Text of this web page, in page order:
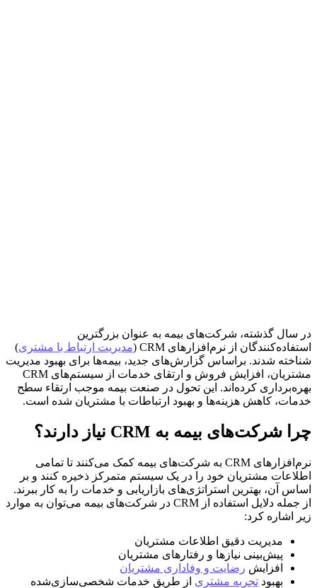
در سال گذشته، شرکت‌های بیمه به عنوان بزرگترین
استفاده‌کنندگان از نرم‌افزارهای CRM (
مدیریت ارتباط با مشتری)
شناخته شدند. براساس گزارش‌های جدید، بیمه‌ها برای بهبود مدیریت
مشتریان، افزایش فروش و ارتقای خدمات از سیستم‌های CRM
بهره‌برداری کرده‌اند. این تحول در صنعت بیمه موجب ارتقاء سطح
خدمات، کاهش هزینه‌ها و بهبود ارتباطات با مشتریان شده است.
چرا شرکت‌های بیمه به CRM نیاز دارند؟
نرم‌افزارهای CRM به شرکت‌های بیمه کمک می‌کنند تا تمامی
اطلاعات مشتریان خود را در یک سیستم متمرکز ذخیره کنند و بر
اساس آن، بهترین استراتژی‌های بازاریابی و خدمات را به کار ببرند.
از جمله دلایل استفاده از CRM در شرکت‌های بیمه می‌توان به موارد
زیر اشاره کرد:
مدیریت دقیق اطلاعات مشتریان
پیش‌بینی نیازها و رفتارهای مشتریان
افزایش رضایت و وفاداری مشتریان
بهبود تجربه مشتری از طریق خدمات شخصی‌سازی‌شده